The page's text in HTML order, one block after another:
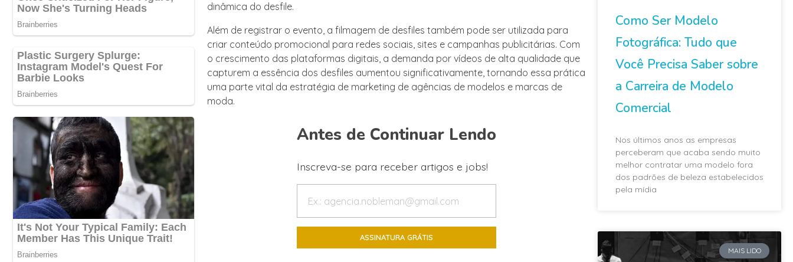
dinâmica do desfile.
Além de registrar o evento, a filmagem de desfiles também pode ser utilizada para
criar conteúdo promocional para redes sociais, sites e campanhas publicitárias. Com
o crescimento das plataformas digitais, a demanda por vídeos de alta qualidade que
capturem a essência dos desfiles aumentou significativamente, tornando essa prática
uma parte vital da estratégia de marketing de agências de modelos e marcas de
moda.
Antes de Continuar Lendo
Inscreva-se para receber artigos e jobs!
Como Ser Modelo
Fotográfica: Tudo que
Você Precisa Saber sobre
a Carreira de Modelo
Comercial
Nos últimos anos as empresas
perceberam que acaba sendo muito
melhor contratar uma modelo fora
dos padrões de beleza estabelecidos
pela mídia
MAIS LIDO